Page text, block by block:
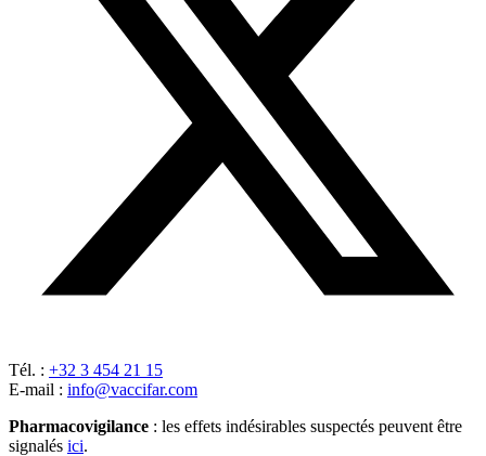
Tél. : +32 3 454 21 15
E-mail : info@vaccifar.com
Pharmacovigilance : les effets indésirables suspectés peuvent être
signalés ici.